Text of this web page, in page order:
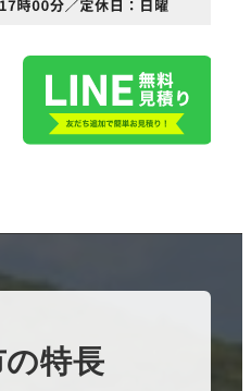
特長